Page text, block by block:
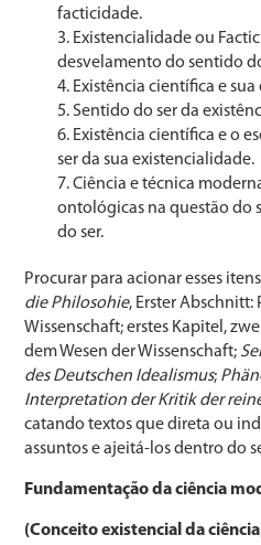
facticidade.
Existencialidade ou
desvelamento do sentido
Existência científica e
Sentido do ser da
Existência científica e o
ser da sua existencialidade.
Ciência e técnica
ontológicas na questão do
do ser.
Procurar para acionar esses
die Philosohie, Erster
Wissenschaft; erstes Kapitel,
dem Wesen der Wissenschaft;
des Deutschen Idealismus;
Interpretation der Kritik der
catando textos que direta ou
assuntos e ajeitá-los dentro do
Fundamentação da ciência
(Conceito existencial da